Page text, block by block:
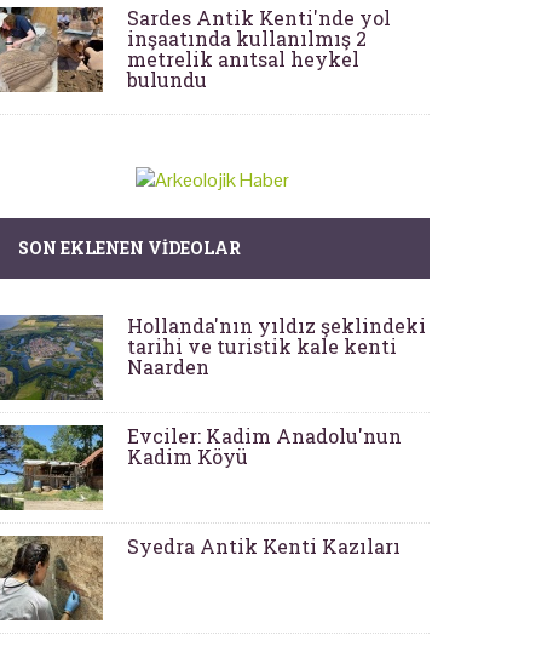
Sardes Antik Kenti'nde yol
inşaatında kullanılmış 2
metrelik anıtsal heykel
bulundu
SON EKLENEN VIDEOLAR
Hollanda'nın yıldız şeklindeki
tarihi ve turistik kale kenti
Naarden
Evciler: Kadim Anadolu'nun
Kadim Köyü
Syedra Antik Kenti Kazıları